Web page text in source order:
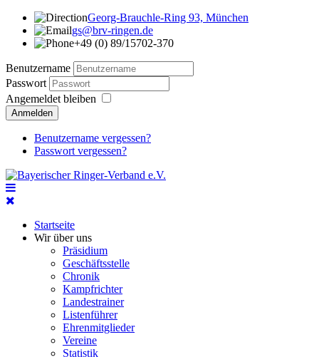
Georg-Brauchle-Ring 93, München
gs@brv-ringen.de
+49 (0) 89/15702-370
Benutzername
Passwort
Angemeldet bleiben
Anmelden
Benutzername vergessen?
Passwort vergessen?
Startseite
Wir über uns
Präsidium
Geschäftsstelle
Chronik
Kampfrichter
Landestrainer
Listenführer
Ehrenmitglieder
Vereine
Statistik